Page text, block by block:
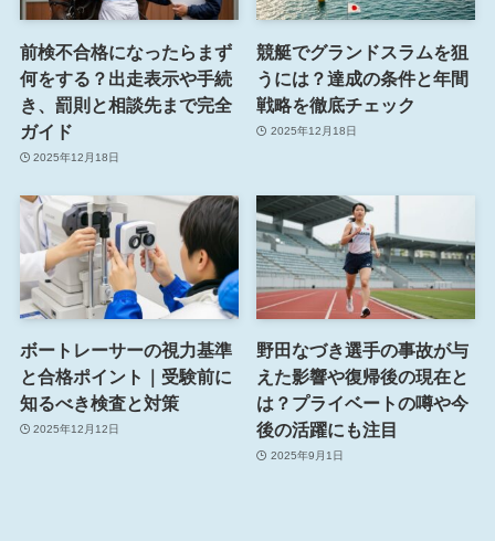
前検不合格になったらまず
何をする？出走表示や手続
き、罰則と相談先まで完全
ガイド
2025年12月18日
競艇でグランドスラムを狙
うには？達成の条件と年間
戦略を徹底チェック
2025年12月18日
ボートレーサーの視力基準
と合格ポイント｜受験前に
知るべき検査と対策
2025年12月12日
野田なづき選手の事故が与
えた影響や復帰後の現在と
は？プライベートの噂や今
後の活躍にも注目
2025年9月1日